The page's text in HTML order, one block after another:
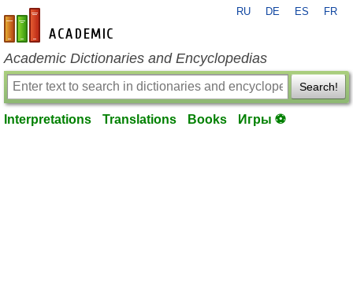
en-academic.com
RU DE ES FR
Academic Dictionaries and Encyclopedias
Search!
Interpretations Translations Books Игры ⚽